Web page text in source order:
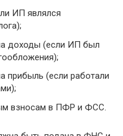
ИП являлся
доходы (если ИП был
прибыль (если работали
взносам в ПФР и ФСС.